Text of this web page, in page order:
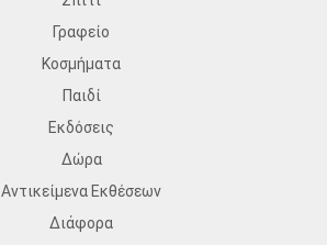
Γραφείο
Κοσμήματα
Παιδί
Εκδόσεις
Δώρα
Αντικείμενα Εκθέσεων
Διάφορα